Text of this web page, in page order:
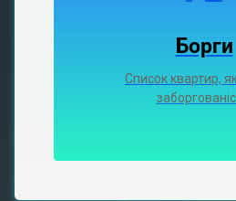
Борги
Список квартир,